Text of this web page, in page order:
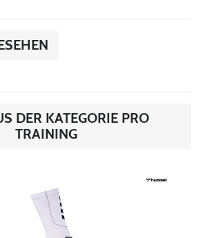
DER KATEGORIE PRO
TRAINING